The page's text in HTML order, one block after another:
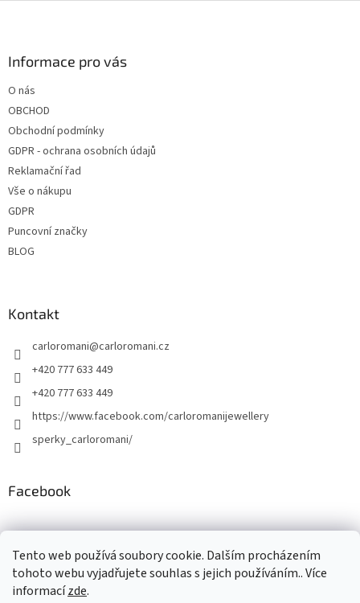
Tento web používá soubory cookie. Dalším procházením
tohoto webu vyjadřujete souhlas s jejich používáním.. Více
informacízde.
Informace pro vás
O nás
OBCHOD
Obchodní podmínky
GDPR - ochrana osobních údajů
Reklamační řad
Vše o nákupu
GDPR
Puncovní značky
BLOG
Kontakt
carloromani@carloromani.cz
+420 777 633 449
+420 777 633 449
https://www.facebook.com/carloromanijewellery
sperky_carloromani/
Facebook
Instagram